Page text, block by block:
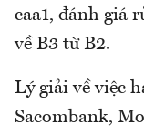
caa1, đánh giá
về B3 từ B2.
Lý giải về việc
Sacombank,